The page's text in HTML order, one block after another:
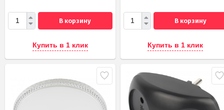
В корзину
Купить в 1 клик
В корзину
Купить в 1 клик